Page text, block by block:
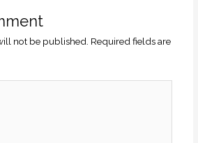
not be published. Required fields are